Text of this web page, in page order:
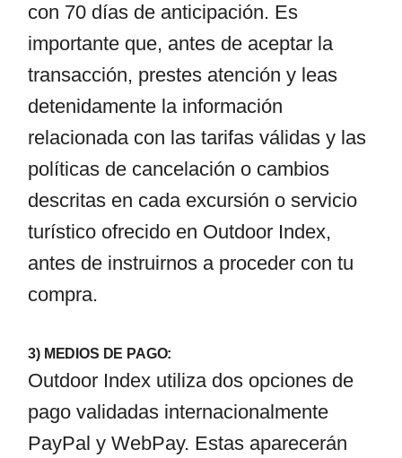
con 70 días de anticipación. Es
importante que, antes de aceptar la
transacción, prestes atención y leas
detenidamente la información
relacionada con las tarifas válidas y las
políticas de cancelación o cambios
descritas en cada excursión o servicio
turístico ofrecido en Outdoor Index,
antes de instruirnos a proceder con tu
compra.
3) MEDIOS DE PAGO:
Outdoor Index utiliza dos opciones de
pago validadas internacionalmente
PayPal y WebPay. Estas aparecerán